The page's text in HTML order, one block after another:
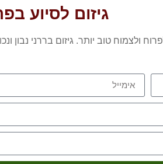
גיזום לסיוע
ולצמוח טוב יותר. גיזום בררני נבון